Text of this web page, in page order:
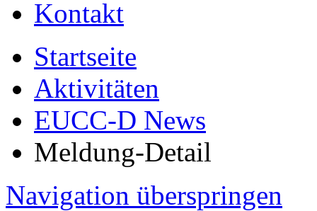
Kontakt
Startseite
Aktivitäten
EUCC-D News
Meldung-Detail
Navigation überspringen